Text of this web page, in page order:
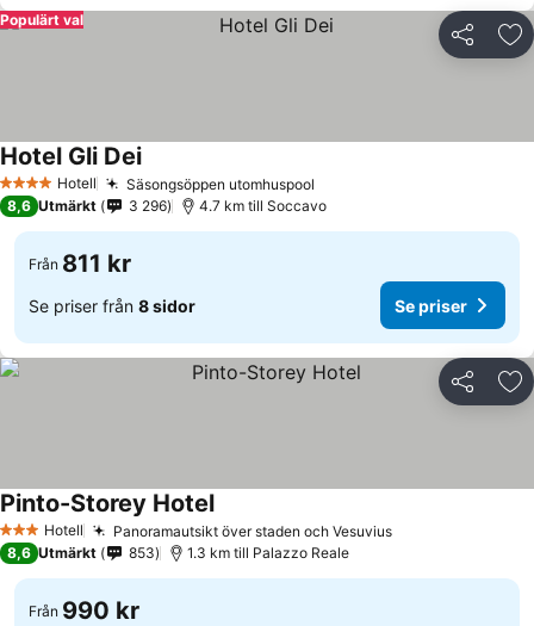
Dela
Populärt val
4 StjärnorHotell Säsongsöppen utomhuspool
Hotel Gli DeiSe priser
8,6 Utmärkt 3 296 4.7 km till Soccavo
Från 811 kr
Se priser från 8 sidor Se priser
Dela
3 StjärnorHotell Panoramautsikt över staden och VesuviusSe priser
Pinto-Storey HotelSe priser
8,6 Utmärkt 853 1.3 km till Palazzo Reale
Från 990 kr